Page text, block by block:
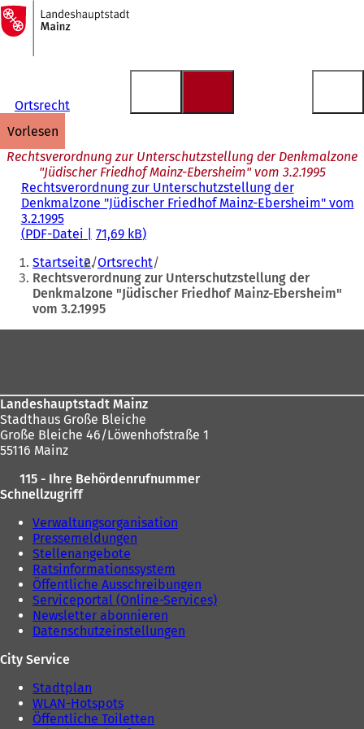
Inhalt anspringen
Zur
Startseite
Ortsrecht
vorlesen
Rechtsverordnung zur Unterschutzstellung der Denkmalzone
"Jüdischer Friedhof Mainz-Ebersheim" vom 3.2.1995
Rechtsverordnung zur Unterschutzstellung der
Denkmalzone "Jüdischer Friedhof Mainz-Ebersheim" vom
3.2.1995
PDF-Datei 71,69 kB
Sie
befinden
sich
Startseite Ortsrecht
Rechtsverordnung zur Unterschutzstellung der
Denkmalzone "Jüdischer Friedhof Mainz-Ebersheim"
vom 3.2.1995
Landeshauptstadt Mainz
Stadthaus Große Bleiche
Große Bleiche 46/Löwenhofstraße 1
55116 Mainz
115 - Ihre Behördenrufnummer
Schnellzugriff
Verwaltungsorganisation
Pressemeldungen
Stellenangebote
Ratsinformationssystem
Öffentliche Ausschreibungen
Serviceportal (Online-Services)
Newsletter abonnieren
Datenschutzeinstellungen
City Service
Stadtplan
WLAN-Hotspots
Öffentliche Toiletten